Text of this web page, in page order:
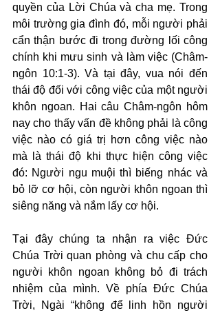
quyền của Lời Chúa và cha mẹ. Trong
môi trường gia đình đó, mỗi người phải
cẩn thận bước đi trong đường lối công
chính khi mưu sinh và làm việc (Châm-
ngôn 10:1-3). Và tại đây, vua nói đến
thái độ đối với công việc của một người
khôn ngoan. Hai câu Châm-ngôn hôm
nay cho thấy vấn đề không phải là công
việc nào có giá trị hơn công việc nào
mà là thái độ khi thực hiện công việc
đó: Người ngu muội thì biếng nhác và
bỏ lỡ cơ hội, còn người khôn ngoan thì
siêng năng và nắm lấy cơ hội.
Tại đây chúng ta nhận ra việc Đức
Chúa Trời quan phòng và chu cấp cho
người khôn ngoan không bỏ đi trách
nhiệm của mình. Về phía Đức Chúa
Trời, Ngài “không để linh hồn người